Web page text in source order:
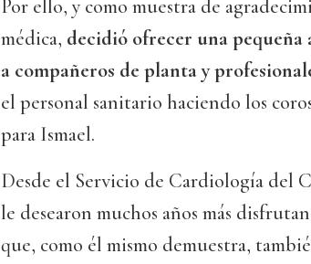
Por ello, y como muestra de
médica, decidió ofrecer una
a compañeros de planta y
el personal sanitario haciendo los
para Ismael.
Desde el Servicio de Cardiología del
le desearon muchos años más
que, como él mismo demuestra,